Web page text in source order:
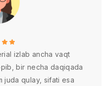
izlab ancha vaqt
bir necha daqiqada
juda qulay, sifati esa